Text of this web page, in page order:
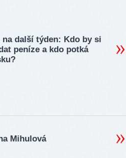
na další týden: Kdo by si
peníze a kdo potká
Mihulová